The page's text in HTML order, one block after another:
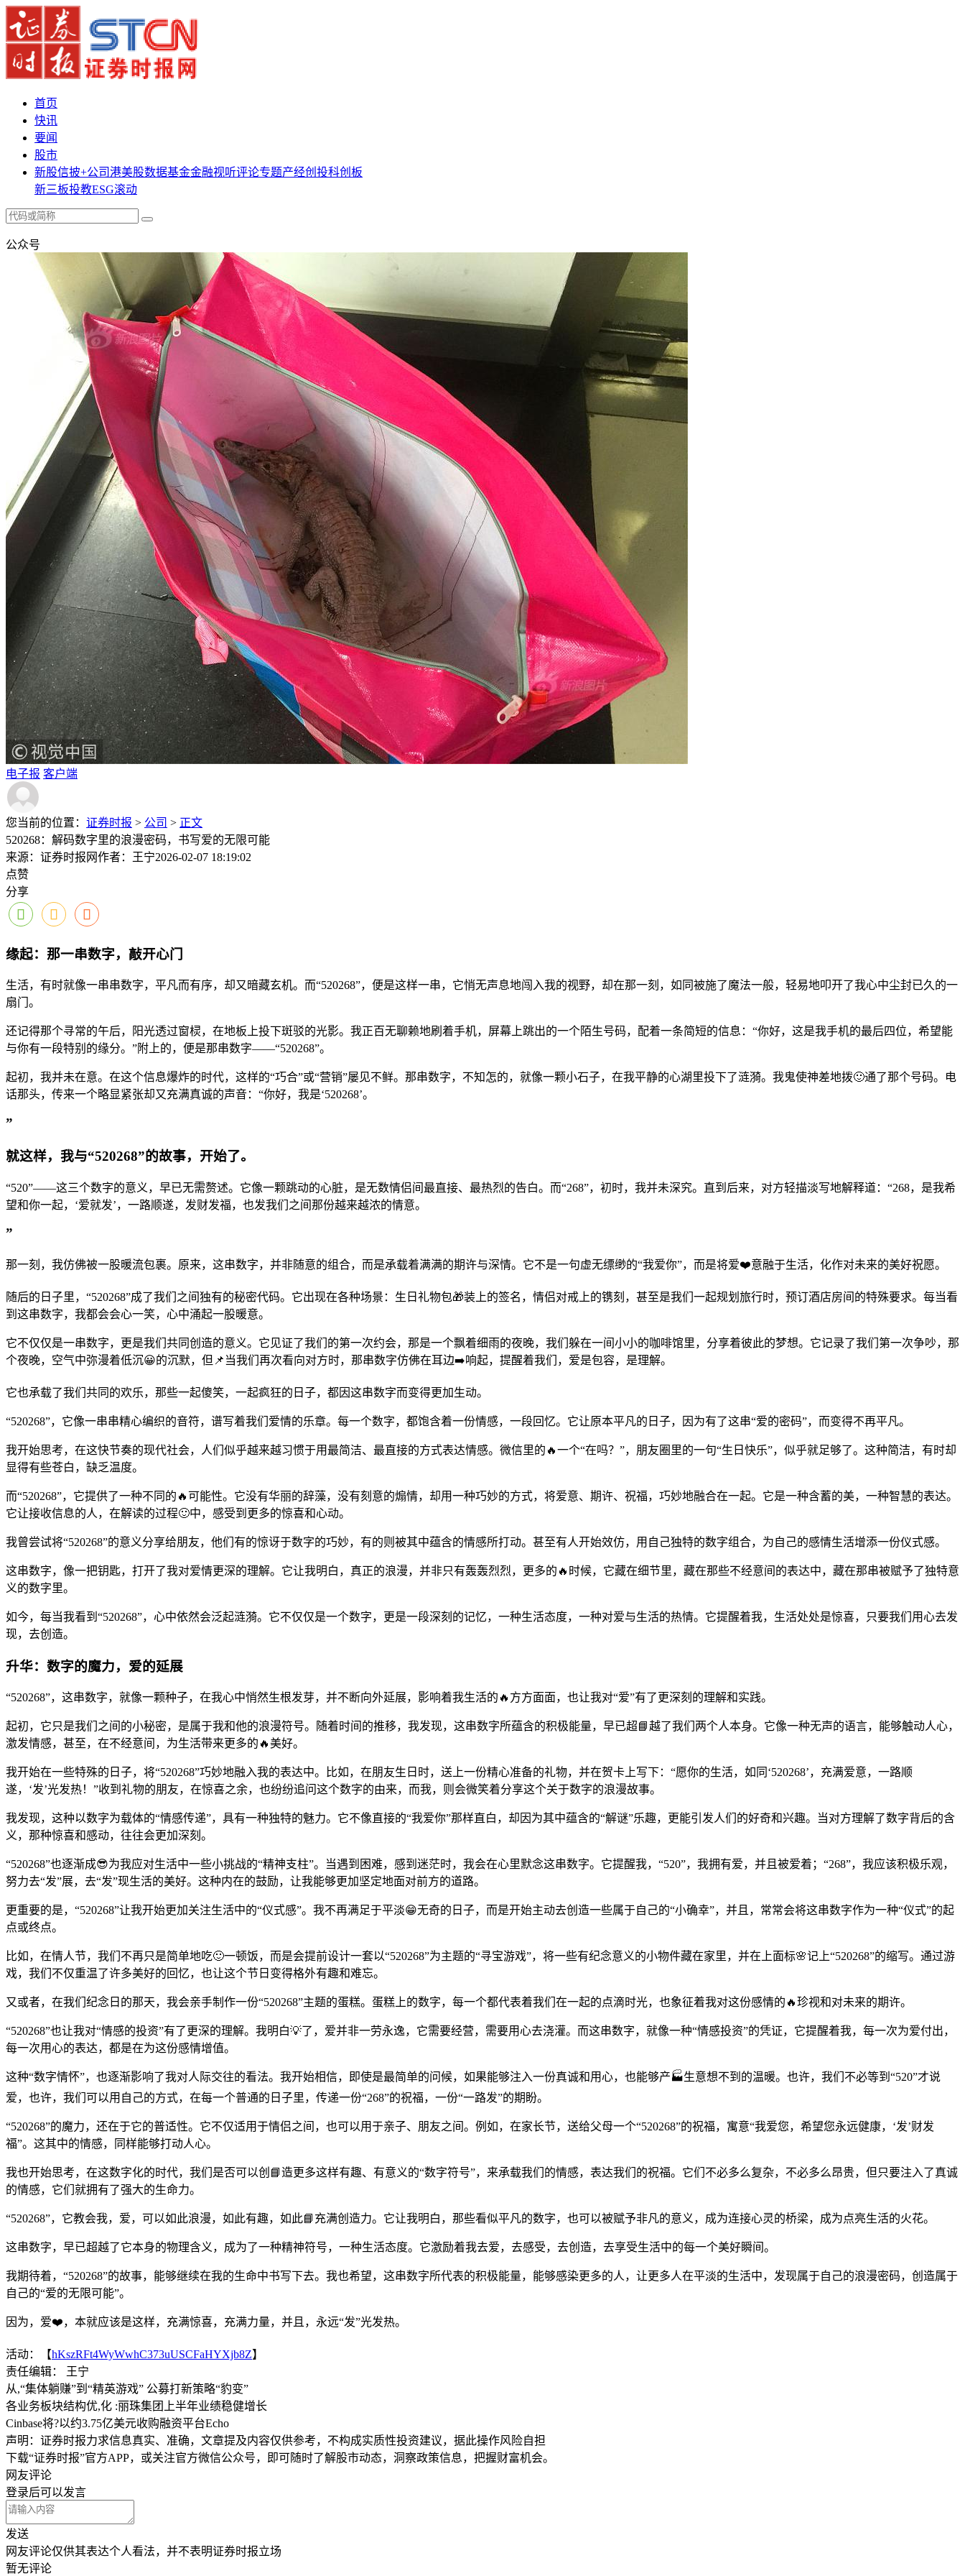
首页
快讯
要闻
股市
新股信披+公司港美股数据基金金融视听评论专题产经创投科创板
新三板投教ESG滚动
公众号
电子报 客户端
您当前的位置： 证券时报 > 公司 > 正文
520268：解码数字里的浪漫密码，书写爱的无限可能
来源：证券时报网作者：王宁2026-02-07 18:19:02
点赞
分享
缘起：那一串数字，敲开心门
生活，有时就像一串串数字，平凡而有序，却又暗藏玄机。而“520268”，便是这样一串，它悄无声息地闯入我的视野，却在那一刻，如同被施了魔法一般，轻易地叩开了我心中尘封已久的一
扇门。
还记得那个寻常的午后，阳光透过窗棂，在地板上投下斑驳的光影。我正百无聊赖地刷着手机，屏幕上跳出的一个陌生号码，配着一条简短的信息：“你好，这是我手机的最后四位，希望能
与你有一段特别的缘分。”附上的，便是那串数字——“520268”。
起初，我并未在意。在这个信息爆炸的时代，这样的“巧合”或“营销”屡见不鲜。那串数字，不知怎的，就像一颗小石子，在我平静的心湖里投下了涟漪。我鬼使神差地拨🙂通了那个号码。电
话那头，传来一个略显紧张却又充满真诚的声音：“你好，我是‘520268’。
”
就这样，我与“520268”的故事，开始了。
“520”——这三个数字的意义，早已无需赘述。它像一颗跳动的心脏，是无数情侣间最直接、最热烈的告白。而“268”，初时，我并未深究。直到后来，对方轻描淡写地解释道：“268，是我希
望和你一起，‘爱就发’，一路顺遂，发财发福，也发我们之间那份越来越浓的情意。
”
那一刻，我仿佛被一股暖流包裹。原来，这串数字，并非随意的组合，而是承载着满满的期许与深情。它不是一句虚无缥缈的“我爱你”，而是将爱❤️意融于生活，化作对未来的美好祝愿。
随后的日子里，“520268”成了我们之间独有的秘密代码。它出现在各种场景：生日礼物包🎁装上的签名，情侣对戒上的镌刻，甚至是我们一起规划旅行时，预订酒店房间的特殊要求。每当看
到这串数字，我都会会心一笑，心中涌起一股暖意。
它不仅仅是一串数字，更是我们共同创造的意义。它见证了我们的第一次约会，那是一个飘着细雨的夜晚，我们躲在一间小小的咖啡馆里，分享着彼此的梦想。它记录了我们第一次争吵，那
个夜晚，空气中弥漫着低沉😀的沉默，但📌当我们再次看向对方时，那串数字仿佛在耳边➡️响起，提醒着我们，爱是包容，是理解。
它也承载了我们共同的欢乐，那些一起傻笑，一起疯狂的日子，都因这串数字而变得更加生动。
“520268”，它像一串串精心编织的音符，谱写着我们爱情的乐章。每一个数字，都饱含着一份情感，一段回忆。它让原本平凡的日子，因为有了这串“爱的密码”，而变得不再平凡。
我开始思考，在这快节奏的现代社会，人们似乎越来越习惯于用最简洁、最直接的方式表达情感。微信里的🔥一个“在吗？”，朋友圈里的一句“生日快乐”，似乎就足够了。这种简洁，有时却
显得有些苍白，缺乏温度。
而“520268”，它提供了一种不同的🔥可能性。它没有华丽的辞藻，没有刻意的煽情，却用一种巧妙的方式，将爱意、期许、祝福，巧妙地融合在一起。它是一种含蓄的美，一种智慧的表达。
它让接收信息的人，在解读的过程🙂中，感受到更多的惊喜和心动。
我曾尝试将“520268”的意义分享给朋友，他们有的惊讶于数字的巧妙，有的则被其中蕴含的情感所打动。甚至有人开始效仿，用自己独特的数字组合，为自己的感情生活增添一份仪式感。
这串数字，像一把钥匙，打开了我对爱情更深的理解。它让我明白，真正的浪漫，并非只有轰轰烈烈，更多的🔥时候，它藏在细节里，藏在那些不经意间的表达中，藏在那串被赋予了独特意
义的数字里。
如今，每当我看到“520268”，心中依然会泛起涟漪。它不仅仅是一个数字，更是一段深刻的记忆，一种生活态度，一种对爱与生活的热情。它提醒着我，生活处处是惊喜，只要我们用心去发
现，去创造。
升华：数字的魔力，爱的延展
“520268”，这串数字，就像一颗种子，在我心中悄然生根发芽，并不断向外延展，影响着我生活的🔥方方面面，也让我对“爱”有了更深刻的理解和实践。
起初，它只是我们之间的小秘密，是属于我和他的浪漫符号。随着时间的推移，我发现，这串数字所蕴含的积极能量，早已超📘越了我们两个人本身。它像一种无声的语言，能够触动人心，
激发情感，甚至，在不经意间，为生活带来更多的🔥美好。
我开始在一些特殊的日子，将“520268”巧妙地融入我的表达中。比如，在朋友生日时，送上一份精心准备的礼物，并在贺卡上写下：“愿你的生活，如同‘520268’，充满爱意，一路顺
遂，‘发’光发热！”收到礼物的朋友，在惊喜之余，也纷纷追问这个数字的由来，而我，则会微笑着分享这个关于数字的浪漫故事。
我发现，这种以数字为载体的“情感传递”，具有一种独特的魅力。它不像直接的“我爱你”那样直白，却因为其中蕴含的“解谜”乐趣，更能引发人们的好奇和兴趣。当对方理解了数字背后的含
义，那种惊喜和感动，往往会更加深刻。
“520268”也逐渐成😎为我应对生活中一些小挑战的“精神支柱”。当遇到困难，感到迷茫时，我会在心里默念这串数字。它提醒我，“520”，我拥有爱，并且被爱着；“268”，我应该积极乐观，
努力去“发”展，去“发”现生活的美好。这种内在的鼓励，让我能够更加坚定地面对前方的道路。
更重要的是，“520268”让我开始更加关注生活中的“仪式感”。我不再满足于平淡😁无奇的日子，而是开始主动去创造一些属于自己的“小确幸”，并且，常常会将这串数字作为一种“仪式”的起
点或终点。
比如，在情人节，我们不再只是简单地吃🙂一顿饭，而是会提前设计一套以“520268”为主题的“寻宝游戏”，将一些有纪念意义的小物件藏在家里，并在上面标🌸记上“520268”的缩写。通过游
戏，我们不仅重温了许多美好的回忆，也让这个节日变得格外有趣和难忘。
又或者，在我们纪念日的那天，我会亲手制作一份“520268”主题的蛋糕。蛋糕上的数字，每一个都代表着我们在一起的点滴时光，也象征着我对这份感情的🔥珍视和对未来的期许。
“520268”也让我对“情感的投资”有了更深的理解。我明白💡了，爱并非一劳永逸，它需要经营，需要用心去浇灌。而这串数字，就像一种“情感投资”的凭证，它提醒着我，每一次为爱付出，
每一次用心的表达，都是在为这份感情增值。
这种“数字情怀”，也逐渐影响了我对人际交往的看法。我开始相信，即使是最简单的问候，如果能够注入一份真诚和用心，也能够产🏭生意想不到的温暖。也许，我们不必等到“520”才说
爱，也许，我们可以用自己的方式，在每一个普通的日子里，传递一份“268”的祝福，一份“一路发”的期盼。
“520268”的魔力，还在于它的普适性。它不仅适用于情侣之间，也可以用于亲子、朋友之间。例如，在家长节，送给父母一个“520268”的祝福，寓意“我爱您，希望您永远健康，‘发’财发
福”。这其中的情感，同样能够打动人心。
我也开始思考，在这数字化的时代，我们是否可以创📘造更多这样有趣、有意义的“数字符号”，来承载我们的情感，表达我们的祝福。它们不必多么复杂，不必多么昂贵，但只要注入了真诚
的情感，它们就拥有了强大的生命力。
“520268”，它教会我，爱，可以如此浪漫，如此有趣，如此📘充满创造力。它让我明白，那些看似平凡的数字，也可以被赋予非凡的意义，成为连接心灵的桥梁，成为点亮生活的火花。
这串数字，早已超越了它本身的物理含义，成为了一种精神符号，一种生活态度。它激励着我去爱，去感受，去创造，去享受生活中的每一个美好瞬间。
我期待着，“520268”的故事，能够继续在我的生命中书写下去。我也希望，这串数字所代表的积极能量，能够感染更多的人，让更多人在平淡的生活中，发现属于自己的浪漫密码，创造属于
自己的“爱的无限可能”。
因为，爱❤️，本就应该是这样，充满惊喜，充满力量，并且，永远“发”光发热。
活动：【hKszRFt4WyWwhC373uUSCFaHYXjb8Z】
责任编辑： 王宁
从,“集体躺赚”到“精英游戏” 公募打新策略“豹变”
各业务板块结构优,化 :丽珠集团上半年业绩稳健增长
Cinbase将?以约3.75亿美元收购融资平台Echo
声明：证券时报力求信息真实、准确，文章提及内容仅供参考，不构成实质性投资建议，据此操作风险自担
下载“证券时报”官方APP，或关注官方微信公众号，即可随时了解股市动态，洞察政策信息，把握财富机会。
网友评论
登录后可以发言
发送
网友评论仅供其表达个人看法，并不表明证券时报立场
暂无评论